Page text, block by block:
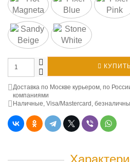
Доставка по Москве курьером, по
компаниями
Наличные, Visa/Mastercard,